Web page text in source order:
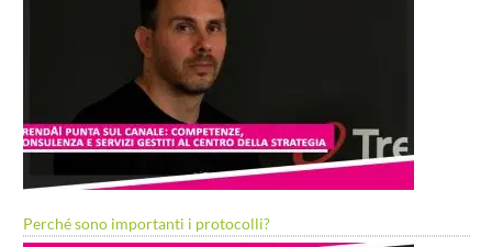
Perché sono importanti i protocolli?